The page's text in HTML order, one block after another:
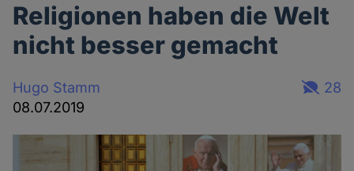
Religionen haben die Welt
nicht besser gemacht
Hugo Stamm
08.07.2019
28